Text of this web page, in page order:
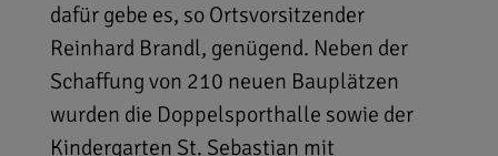
dafür gebe es, so Ortsvorsitzender
Reinhard Brandl, genügend. Neben der
Schaffung von 210 neuen Bauplätzen
wurden die Doppelsporthalle sowie der
Kindergarten St. Sebastian mit